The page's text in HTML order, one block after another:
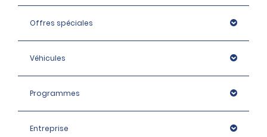
Offres spéciales
Véhicules
Programmes
Entreprise